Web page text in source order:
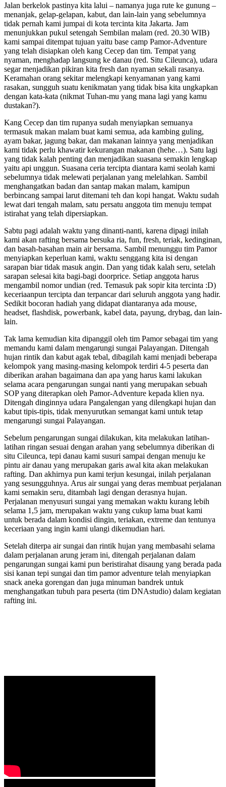
Jalan berkelok pastinya kita lalui – namanya juga rute ke gunung –
menanjak, gelap-gelapan, kabut, dan lain-lain yang sebelumnya
tidak pernah kami jumpai di kota tercinta kita Jakarta. Jam
menunjukkan pukul setengah Sembilan malam (red. 20.30 WIB)
kami sampai ditempat tujuan yaitu base camp Pamor-Adventure
yang telah disiapkan oleh kang Cecep dan tim. Tempat yang
nyaman, menghadap langsung ke danau (red. Situ Cileunca), udara
segar menjadikan pikiran kita fresh dan nyaman sekali rasanya.
Keramahan orang sekitar melengkapi kenyamanan yang kami
rasakan, sungguh suatu kenikmatan yang tidak bisa kita ungkapkan
dengan kata-kata (nikmat Tuhan-mu yang mana lagi yang kamu
dustakan?).
Kang Cecep dan tim rupanya sudah menyiapkan semuanya
termasuk makan malam buat kami semua, ada kambing guling,
ayam bakar, jagung bakar, dan makanan lainnya yang menjadikan
kami tidak perlu khawatir kekurangan makanan (hehe…). Satu lagi
yang tidak kalah penting dan menjadikan suasana semakin lengkap
yaitu api unggun. Suasana ceria tercipta diantara kami seolah kami
sebelumnya tidak melewati perjalanan yang melelahkan. Sambil
menghangatkan badan dan santap makan malam, kamipun
berbincang sampai larut ditemani teh dan kopi hangat. Waktu sudah
lewat dari tengah malam, satu persatu anggota tim menuju tempat
istirahat yang telah dipersiapkan.
Sabtu pagi adalah waktu yang dinanti-nanti, karena dipagi inilah
kami akan rafting bersama bersuka ria, fun, fresh, teriak, kedinginan,
dan basah-basahan main air bersama. Sambil menunggu tim Pamor
menyiapkan keperluan kami, waktu senggang kita isi dengan
sarapan biar tidak masuk angin. Dan yang tidak kalah seru, setelah
sarapan selesai kita bagi-bagi doorprice. Setiap anggota harus
mengambil nomor undian (red. Temasuk pak sopir kita tercinta :D)
keceriaanpun tercipta dan terpancar dari seluruh anggota yang hadir.
Sedikit bocoran hadiah yang didapat diantaranya ada mouse,
headset, flashdisk, powerbank, kabel data, payung, drybag, dan lain-
lain.
Tak lama kemudian kita dipanggil oleh tim Pamor sebagai tim yang
memandu kami dalam mengarungi sungai Palayangan. Ditengah
hujan rintik dan kabut agak tebal, dibagilah kami menjadi beberapa
kelompok yang masing-masing kelompok terdiri 4-5 peserta dan
diberikan arahan bagaimana dan apa yang harus kami lakukan
selama acara pengarungan sungai nanti yang merupakan sebuah
SOP yang diterapkan oleh Pamor-Adventure kepada klien nya.
Ditengah dinginnya udara Pangalengan yang dilengkapi hujan dan
kabut tipis-tipis, tidak menyurutkan semangat kami untuk tetap
mengarungi sungai Palayangan.
Sebelum pengarungan sungai dilakukan, kita melakukan latihan-
latihan ringan sesuai dengan arahan yang sebelumnya diberikan di
situ Cileunca, tepi danau kami susuri sampai dengan menuju ke
pintu air danau yang merupakan garis awal kita akan melakukan
rafting. Dan akhirnya pun kami terjun kesungai, inilah perjalanan
yang sesungguhnya. Arus air sungai yang deras membuat perjalanan
kami semakin seru, ditambah lagi dengan derasnya hujan.
Perjalanan menyusuri sungai yang memakan waktu kurang lebih
selama 1,5 jam, merupakan waktu yang cukup lama buat kami
untuk berada dalam kondisi dingin, teriakan, extreme dan tentunya
keceriaan yang ingin kami ulangi dikemudian hari.
Setelah diterpa air sungai dan rintik hujan yang membasahi selama
dalam perjalanan arung jeram ini, ditengah perjalanan dalam
pengarungan sungai kami pun beristirahat disaung yang berada pada
sisi kanan tepi sungai dan tim pamor adventure telah menyiapkan
snack aneka gorengan dan juga minuman bandrek untuk
menghangatkan tubuh para peserta (tim DNAstudio) dalam kegiatan
rafting ini.